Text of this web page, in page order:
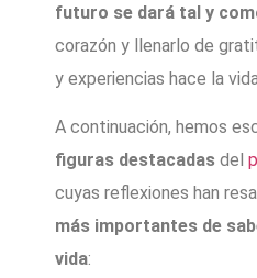
futuro se dará tal y
corazón y llenarlo de
y experiencias hace la
A continuación, hemos
figuras destacadas del
cuyas reflexiones han
más importantes de
vida: